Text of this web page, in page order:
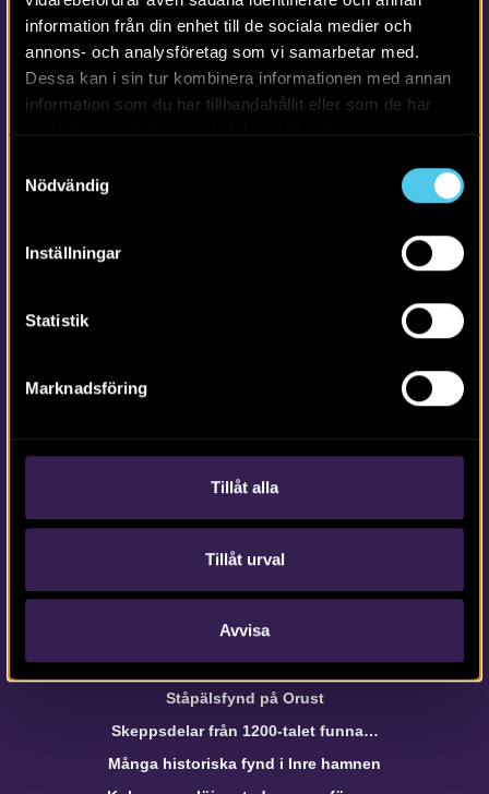
information från din enhet till de sociala medier och
annons- och analysföretag som vi samarbetar med.
Dessa kan i sin tur kombinera informationen med annan
information som du har tillhandahållit eller som de har
Nödvändig
Inställningar
Statistik
Marknadsföring
Tillåt alla
Tillåt urval
Avvisa
Om Intrasis
Om kakor
Hantera kakor
Arkeologerna i media
Arkeologer på jakt efter Getakärr
Ståpälsfynd på Orust
Skeppsdelar från 1200-talet funna…
Många historiska fynd i Inre hamnen